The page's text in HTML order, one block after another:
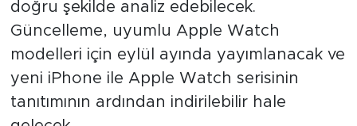
doğru şekilde analiz edebilecek.
Güncelleme, uyumlu Apple Watch
modelleri için eylül ayında yayımlanacak ve
yeni iPhone ile Apple Watch serisinin
tanıtımının ardından indirilebilir hale